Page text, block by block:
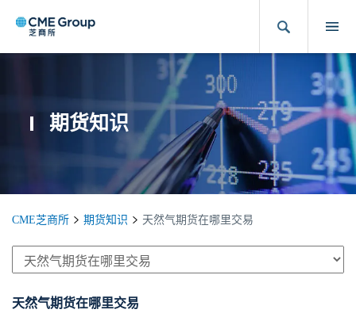
期货知识
CME芝商所 期货知识 天然气期货在哪里交易
天然气期货在哪里交易